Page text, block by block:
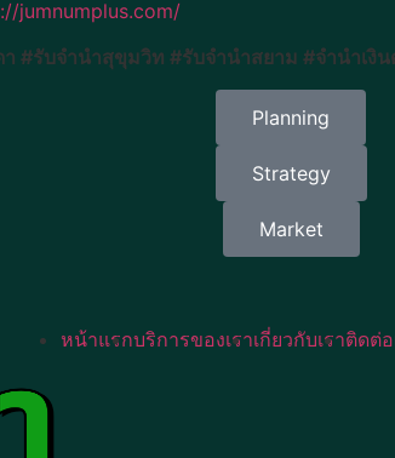
jumnumplus.com/
#รับจำนำสุขุมวิท #รับจำนำสยาม #จำนำเ
Planning
Strategy
Market
หน้าแรกบริการของเราเกี่ยวกับเราติดต่อ